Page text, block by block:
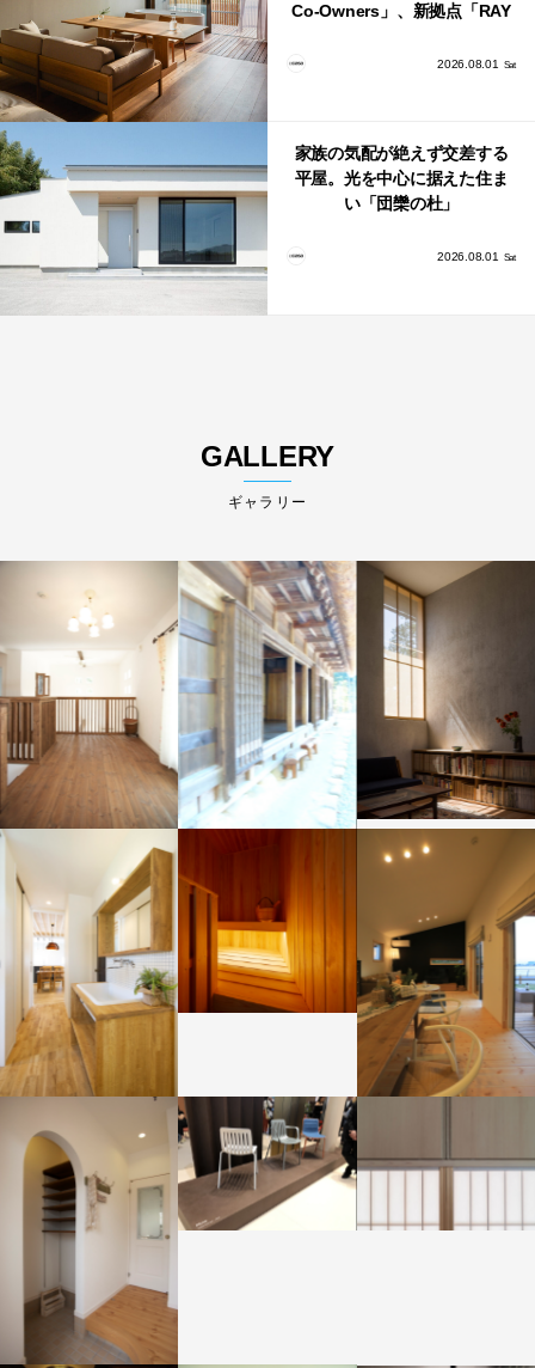
Co-Owners」、新拠点「RAY
2026.08.01 Sat
家族の気配が絶えず交差する
平屋。光を中心に据えた住ま
い「団欒の杜」
2026.08.01 Sat
GALLERY
ギャラリー